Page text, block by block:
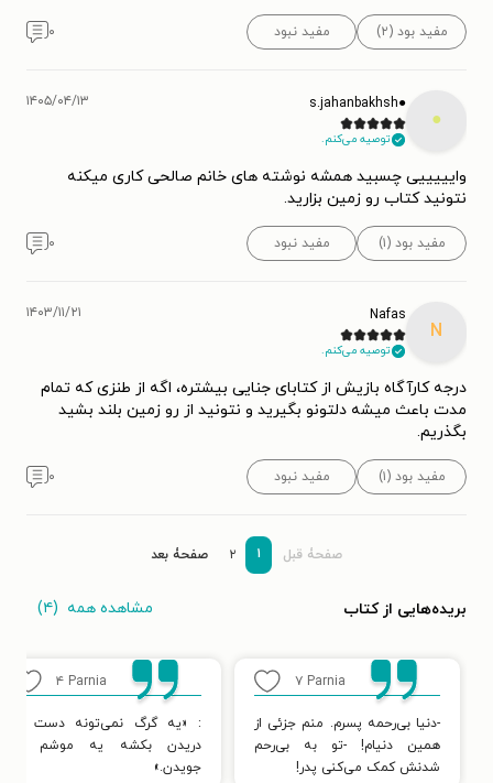
مفید بود (۲) مفید نبود ۰
●
●s.jahanbakhsh
توصیه می‌کنم.
۱۴۰۵/۰۴/۱۳
وایییییی چسبید همشه نوشته های خانم صالحی کاری میکنه
نتونید کتاب رو زمین بزارید.
مفید بود (۱) مفید نبود ۰
N
Nafas
توصیه می‌کنم.
۱۴۰۳/۱۱/۲۱
درجه کارآگاه بازیش از کتابای جنایی بیشتره، اگه از طنزی که تمام
مدت باعث میشه دلتونو بگیرید و نتونید از رو زمین بلند بشید
بگذریم.
مفید بود (۱) مفید نبود ۰
صفحۀ قبل ۱ ۲ صفحۀ بعد
بریده‌هایی از کتاب مشاهده همه (۴)
Parnia ۷
-دنیا بی‌رحمه پسرم. منم جزئی از
همین دنیام! -تو به بی‌رحم
شدنش کمک می‌کنی پدر!
Parnia ۴
: «یه گرگ نمی‌تونه دست از
دریدن بکشه یه موشم از
جویدن.»